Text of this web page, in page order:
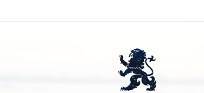
